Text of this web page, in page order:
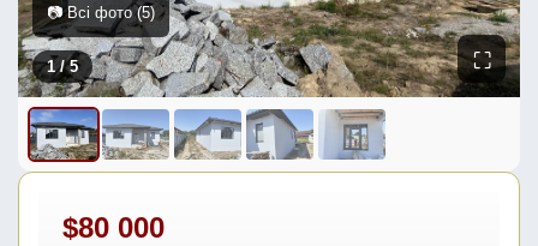
1/ 5 ⛶
📷 Всі фото (5)
$80 000